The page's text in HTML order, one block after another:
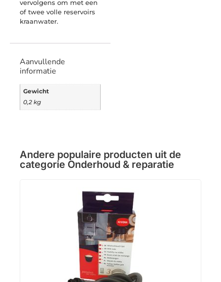
vervolgens om met een
of twee volle reservoirs
kraanwater.
Aanvullende
informatie
Gewicht
0,2 kg
Andere populaire producten uit de
categorie Onderhoud & reparatie